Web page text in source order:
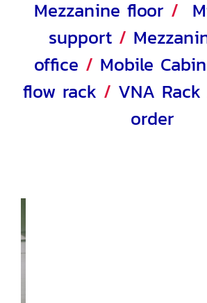
Mezzanine floor /
support/
office / Mobile
flow rack / VNA Rack
order